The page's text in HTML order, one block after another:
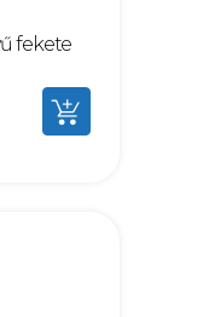
fekete